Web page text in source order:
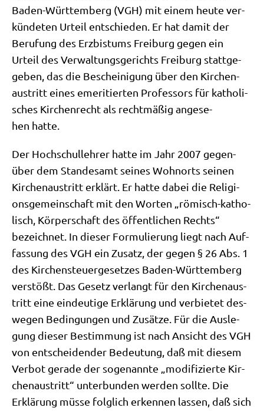
Baden-Würt­tem­berg (VGH) mit einem heu­te ver­
kün­de­ten Urteil ent­schie­den. Er hat damit der
Beru­fung des Erz­bis­tums Frei­burg gegen ein
Urteil des Ver­wal­tungs­ge­richts Frei­burg statt­ge­
ge­ben, das die Beschei­ni­gung über den Kir­chen­
aus­tritt eines eme­ri­tier­ten Pro­fes­sors für katho­li­
sches Kir­chen­recht als recht­mä­ßig ange­se­
hen hatte.
Der Hoch­schul­leh­rer hat­te im Jahr 2007 gegen­
über dem Stan­des­amt sei­nes Wohn­orts sei­nen
Kir­chen­aus­tritt erklärt. Er hat­te dabei die Reli­gi­
ons­ge­mein­schaft mit den Wor­ten „römisch-katho­
lisch, Kör­per­schaft des öffent­li­chen Rechts“
bezeich­net. In die­ser For­mu­lie­rung liegt nach Auf­
fas­sung des VGH ein Zusatz, der gegen § 26 Abs. 1
des Kir­chen­steu­er­ge­set­zes Baden-Würt­tem­berg
ver­stößt. Das Gesetz ver­langt für den Kir­chen­aus­
tritt eine ein­deu­ti­ge Erklä­rung und ver­bie­tet des­
we­gen Bedin­gun­gen und Zusät­ze. Für die Aus­le­
gung die­ser Bestim­mung ist nach Ansicht des VGH
von ent­schei­den­der Bedeu­tung, daß mit die­sem
Ver­bot gera­de der soge­nann­te „modi­fi­zier­te Kir­
chen­aus­tritt“ unter­bun­den wer­den soll­te. Die
Erklä­rung müs­se folg­lich erken­nen las­sen, daß sich